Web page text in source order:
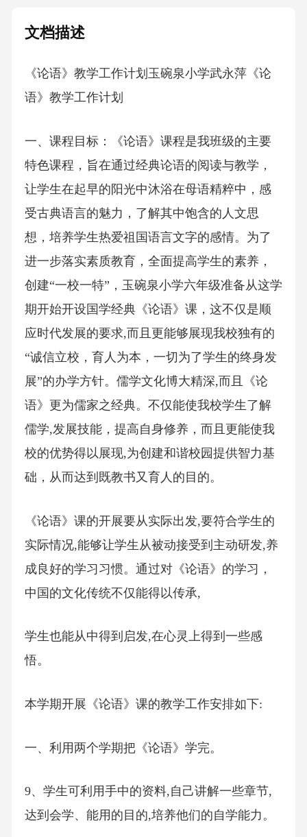
文档描述
《论语》教学工作计划玉碗泉小学武永萍《论
语》教学工作计划
一、课程目标：《论语》课程是我班级的主要
特色课程，旨在通过经典论语的阅读与教学，
让学生在起早的阳光中沐浴在母语精粹中，感
受古典语言的魅力，了解其中饱含的人文思
想，培养学生热爱祖国语言文字的感情。为了
进一步落实素质教育，全面提高学生的素养，
创建“一校一特”，玉碗泉小学六年级准备从这学
期开始开设国学经典《论语》课，这不仅是顺
应时代发展的要求,而且更能够展现我校独有的
“诚信立校，育人为本，一切为了学生的终身发
展”的办学方针。儒学文化博大精深,而且《论
语》更为儒家之经典。不仅能使我校学生了解
儒学,发展技能，提高自身修养，而且更能使我
校的优势得以展现,为创建和谐校园提供智力基
础，从而达到既教书又育人的目的。
《论语》课的开展要从实际出发,要符合学生的
实际情况,能够让学生从被动接受到主动研发,养
成良好的学习习惯。通过对《论语》的学习，
中国的文化传统不仅能得以传承,
学生也能从中得到启发,在心灵上得到一些感
悟。
本学期开展《论语》课的教学工作安排如下:
一、利用两个学期把《论语》学完。
9、学生可利用手中的资料,自己讲解一些章节,
达到会学、能用的目的,培养他们的自学能力。